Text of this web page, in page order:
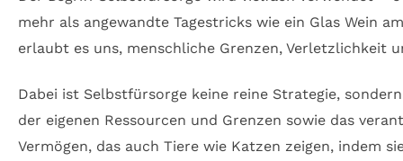
mehr als angewandte Tagestricks wie ein Glas Wein
erlaubt es uns, menschliche Grenzen, Verletzlichkeit
Dabei ist Selbstfürsorge keine reine Strategie,
der eigenen Ressourcen und Grenzen sowie das
Vermögen, das auch Tiere wie Katzen zeigen, indem